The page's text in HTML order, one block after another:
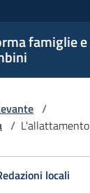
famiglie e
/
/ L'allattamento
locali